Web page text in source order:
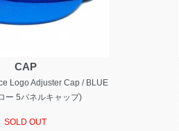
CAP
Logo Adjuster Cap / BLUE
ー 5パネルキャップ)
SOLD OUT